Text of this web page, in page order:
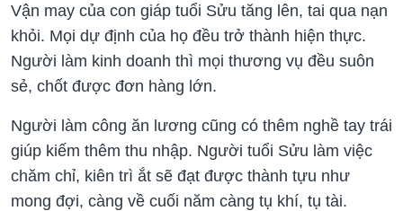
Vận may của con giáp tuổi Sửu tăng lên, tai qua nạn
khỏi. Mọi dự định của họ đều trở thành hiện thực.
Người làm kinh doanh thì mọi thương vụ đều suôn
sẻ, chốt được đơn hàng lớn.
Người làm công ăn lương cũng có thêm nghề tay trái
giúp kiếm thêm thu nhập. Người tuổi Sửu làm việc
chăm chỉ, kiên trì ắt sẽ đạt được thành tựu như
mong đợi, càng về cuối năm càng tụ khí, tụ tài.